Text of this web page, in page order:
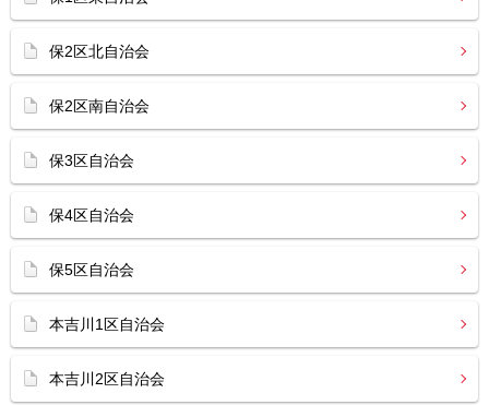
保2区北自治会
保2区南自治会
保3区自治会
保4区自治会
保5区自治会
本吉川1区自治会
本吉川2区自治会